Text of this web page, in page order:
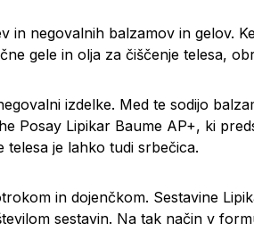
in negovalnih balzamov in gelov.
gele in olja za čiščenje telesa,
izdelke. Med te sodijo
Posay Lipikar Baume AP+, ki
telesa je lahko tudi srbečica.
in dojenčkom. Sestavine
sestavin. Na tak način v